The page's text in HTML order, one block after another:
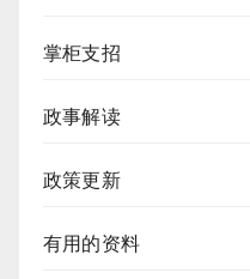
掌柜支招
政事解读
政策更新
有用的资料